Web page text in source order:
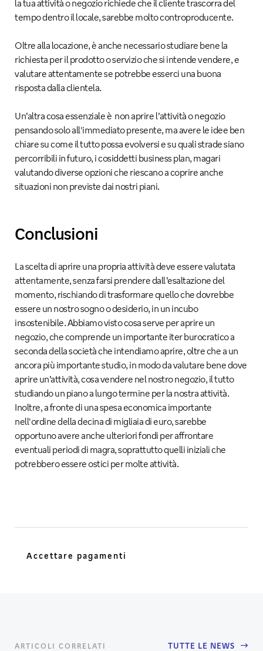
la tua attività o negozio richiede che il cliente trascorra del
tempo dentro il locale, sarebbe molto controproducente.
Oltre alla locazione, è anche necessario studiare bene la
richiesta per il prodotto o servizio che si intende vendere, e
valutare attentamente se potrebbe esserci una buona
risposta dalla clientela.
Un’altra cosa essenziale è non aprire l’attività o negozio
pensando solo all'immediato presente, ma avere le idee ben
chiare su come il tutto possa evolversi e su quali strade siano
percorribili in futuro, i cosiddetti business plan, magari
valutando diverse opzioni che riescano a coprire anche
situazioni non previste dai nostri piani.
Conclusioni
La scelta di aprire una propria attività deve essere valutata
attentamente, senza farsi prendere dall’esaltazione del
momento, rischiando di trasformare quello che dovrebbe
essere un nostro sogno o desiderio, in un incubo
insostenibile. Abbiamo visto cosa serve per aprire un
negozio, che comprende un importante iter burocratico a
seconda della società che intendiamo aprire, oltre che a un
ancora più importante studio, in modo da valutare bene dove
aprire un’attività, cosa vendere nel nostro negozio, il tutto
studiando un piano a lungo termine per la nostra attività.
Inoltre, a fronte di una spesa economica importante
nell'ordine della decina di migliaia di euro, sarebbe
opportuno avere anche ulteriori fondi per affrontare
eventuali periodi di magra, soprattutto quelli iniziali che
potrebbero essere ostici per molte attività.
Accettare pagamenti
ARTICOLI CORRELATI TUTTE LE NEWS